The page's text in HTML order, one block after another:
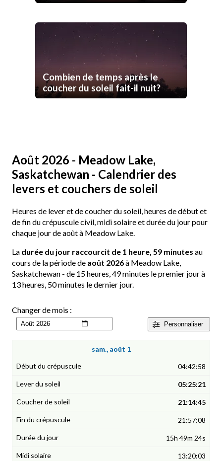
Combien de temps après le
coucher du soleil fait-il nuit?
Août 2026 - Meadow Lake,
Saskatchewan - Calendrier des
levers et couchers de soleil
Heures de lever et de coucher du soleil, heures de début et
de fin du crépuscule civil, midi solaire et durée du jour pour
chaque jour de août à Meadow Lake.
La durée du jour raccourcit de 1 heure, 59 minutes au
cours de la période de août 2026à Meadow Lake,
Saskatchewan - de 15 heures, 49 minutes le premier jour à
13 heures, 50 minutes le dernier jour.
Personnaliser
Changer de mois :
sam., août 1
04:42:58
05:25:21
21:14:45
21:57:08
15h 49m 24s
13:20:03